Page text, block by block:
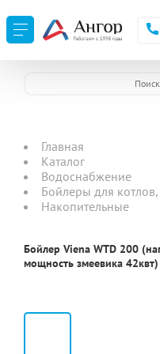
Главная
Каталог
Водоснабжение
Бойлеры для
Накопительные
Бойлер Viena WTD 200
мощность змеевика 42квт)